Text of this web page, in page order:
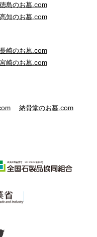
徳島のお墓.com
高知のお墓.com
長崎のお墓.com
宮崎のお墓.com
納骨堂のお墓.com